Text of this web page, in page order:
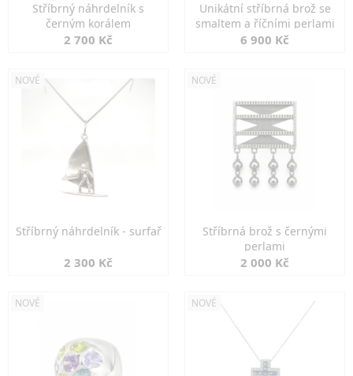
Stříbrný náhrdelník s
černým korálem
2 700 Kč
Unikátní stříbrná brož se
smaltem a říčními perlami
6 900 Kč
NOVÉ
Stříbrný náhrdelník - surfař
2 300 Kč
NOVÉ
Stříbrná brož s černými
perlami
2 000 Kč
NOVÉ NOVÉ